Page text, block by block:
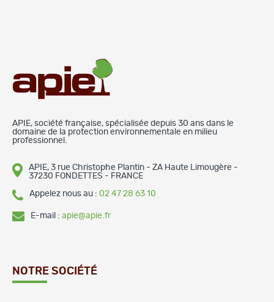
APIE, société française, spécialisée depuis 30 ans dans le
domaine de la protection environnementale en milieu
professionnel.
APIE, 3 rue Christophe Plantin - ZA Haute Limougère -
37230 FONDETTES - FRANCE
Appelez nous au : 02 47 28 63 10
E-mail : apie@apie.fr
NOTRE SOCIÉTÉ